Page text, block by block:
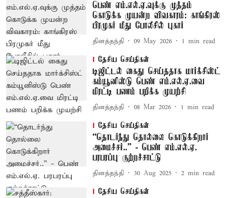
பெண் எம்.எல்.ஏ.வுக்கு முத்தம்
கொடுக்க முயன்ற விவகாரம்: காங்கிரஸ்
பிரமுகர் மீது போலீசில் புகார்
தினத்தந்தி 09 May 2026 1 min read
தேசிய செய்திகள்
டிஜிட்டல் கைது செய்ததாக மார்க்சிஸ்ட்
கம்யூனிஸ்டு பெண் எம்.எல்.ஏ.வை
மிரட்டி பணம் பறிக்க முயற்சி
தினத்தந்தி 08 Mar 2026 1 min read
தேசிய செய்திகள்
“தொடர்ந்து தொல்லை கொடுக்கிறார்
அமைச்சர்..” - பெண் எம்.எல்.ஏ.
பரபரப்பு குற்றச்சாட்டு
தினத்தந்தி 30 Aug 2025 2 min read
தேசிய செய்திகள்